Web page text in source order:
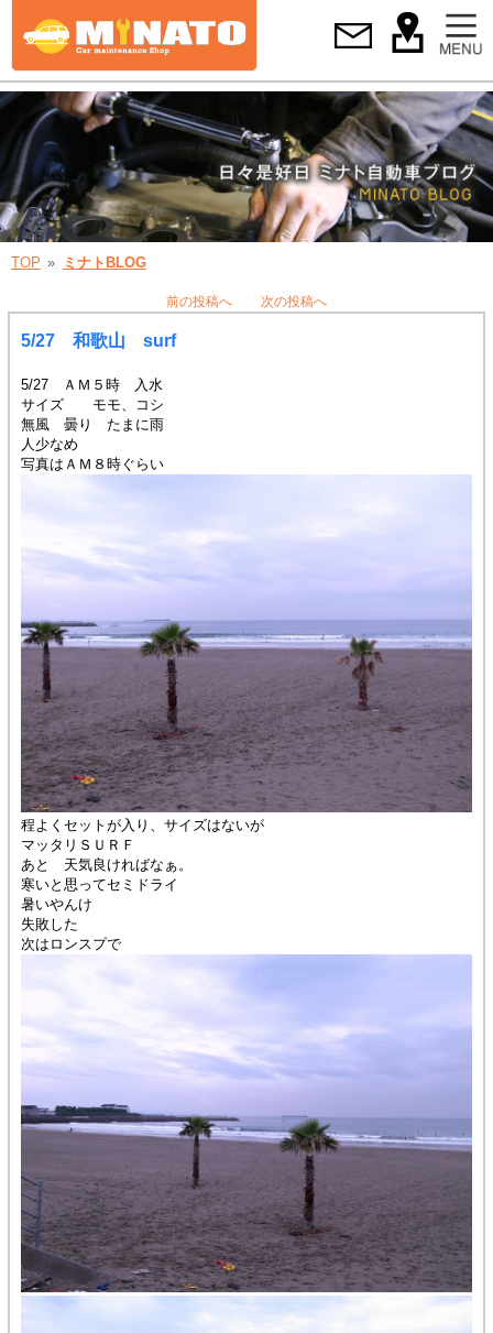
TOP ミナトBLOG
前の投稿へ 次の投稿へ
5/27 和歌山 surf
5/27 ＡＭ５時 入水
サイズ モモ、コシ
無風 曇り たまに雨
人少なめ
写真はＡＭ８時ぐらい
程よくセットが入り、サイズはないが
マッタリＳＵＲＦ
あと 天気良ければなぁ。
寒いと思ってセミドライ
暑いやんけ
失敗した
次はロンスプで